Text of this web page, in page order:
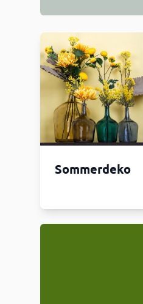
Sommerdeko